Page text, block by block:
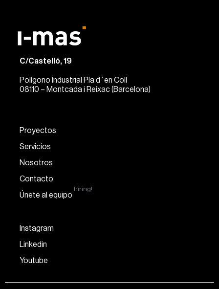
C/Castelló, 19
Polígono Industrial Pla d´en Coll
08110 – Montcada i Reixac (Barcelona)
Proyectos
Servicios
Nosotros
Contacto
Únete al equipo
hiring!
Instagram
Linkedin
Youtube